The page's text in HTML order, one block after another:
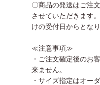
〇商品の発送はご注
させていただきます
けの受付日からとなり
≪注意事項≫
・ご注文確定後のお
来ません。
・サイズ指定はオー